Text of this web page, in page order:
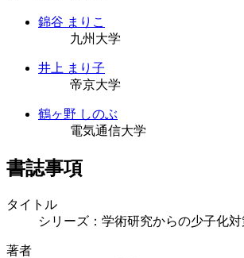
錦谷 まりこ
九州大学
井上 まり子
帝京大学
鶴ヶ野 しのぶ
電気通信大学
書誌事項
タイトル
シリーズ：学術研究からの少子化
著者